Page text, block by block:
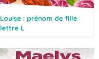
Louise : prénom de fille
lettre L